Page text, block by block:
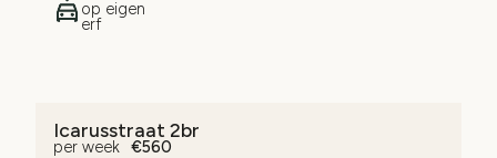
op eigen
erf
Icarusstraat 2br
per week €560